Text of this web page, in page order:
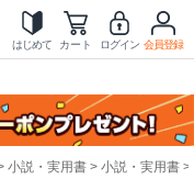
はじめて カート ログイン 会員登録
小説・実用書 小説・実用書